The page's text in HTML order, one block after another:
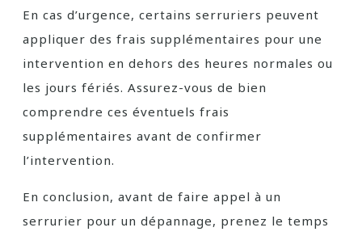
En cas d’urgence, certains serruriers peuvent
appliquer des frais supplémentaires pour une
intervention en dehors des heures normales ou
les jours fériés. Assurez-vous de bien
comprendre ces éventuels frais
supplémentaires avant de confirmer
l’intervention.
En conclusion, avant de faire appel à un
serrurier pour un dépannage, prenez le temps